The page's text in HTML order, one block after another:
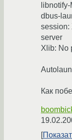
dbus-
session:
server
Xlib: No
Как